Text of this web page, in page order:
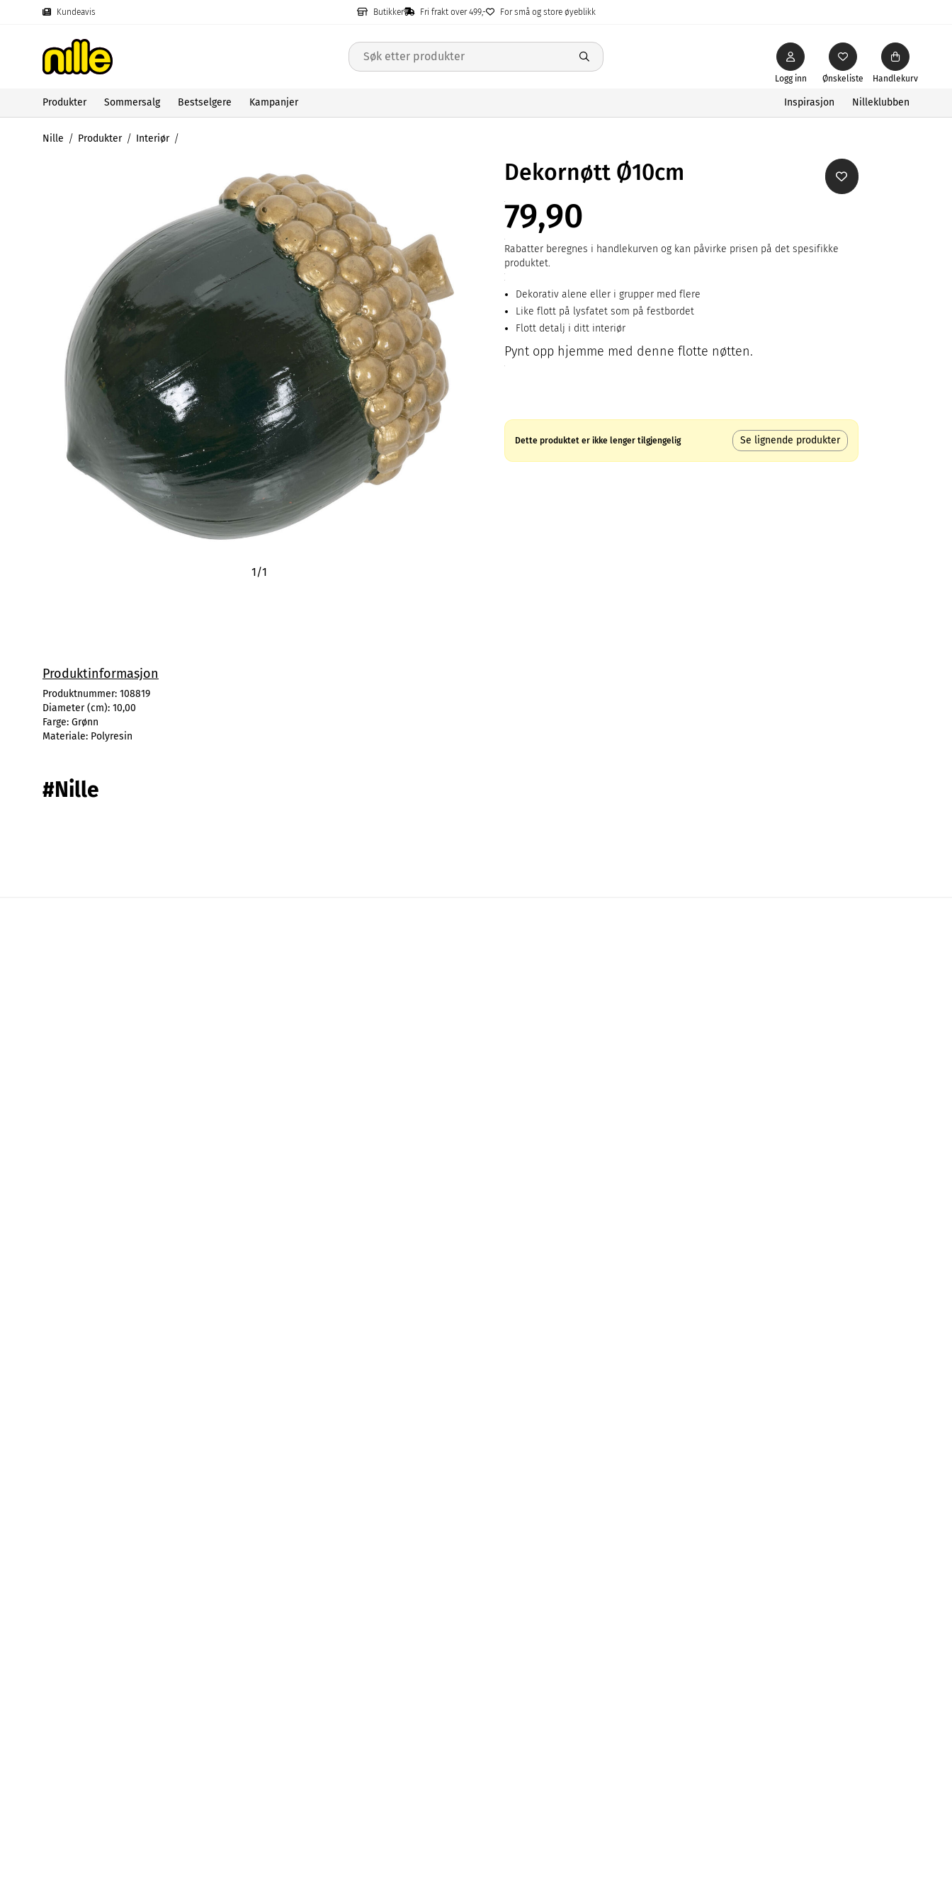
Kundeavis Butikker Fri frakt over 499,- For små og store øyeblikk
Ønskeliste
Logg inn Handlekurv
Produkter Sommersalg Bestselgere Kampanjer Inspirasjon Nilleklubben
Nille Produkter Interiør
1/1
Dekornøtt Ø10cm
79,90
Rabatter beregnes i handlekurven og kan påvirke prisen på det spesifikke
produktet.
Dekorativ alene eller i grupper med flere
Like flott på lysfatet som på festbordet
Flott detalj i ditt interiør
Pynt opp hjemme med denne flotte nøtten.
Dette produktet er ikke lenger tilgjengelig Se lignende produkter
Produktinformasjon
Produktnummer: 108819
Diameter (cm): 10,00
Farge: Grønn
Materiale: Polyresin
#Nille